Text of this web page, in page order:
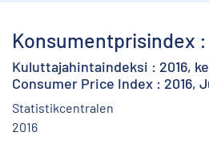
Konsumentprisindex :
Kuluttajahintaindeksi : 2016,
Consumer Price Index : 2016,
Statistikcentralen
2016